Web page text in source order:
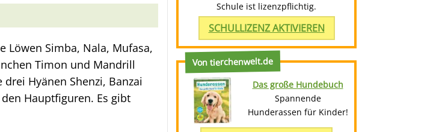
Löwen Simba, Nala, Mufasa,
Timon und Mandrill
Hyänen Shenzi, Banzai
Hauptfiguren. Es gibt
Schule ist lizenzpflichtig.
SCHULLIZENZ AKTIVIEREN
Von tierchenwelt.de
Das große Hundebuch
Spannende
Hunderassen für Kinder!